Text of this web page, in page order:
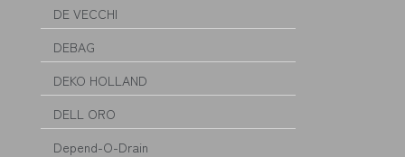
DE VECCHI
DEBAG
DEKO HOLLAND
DELL ORO
Depend-O-Drain